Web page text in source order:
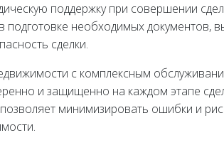
поддержку при совершении
необходимых документов,
сделки.
с комплексным
и защищенно на каждом этапе
минимизировать ошибки и